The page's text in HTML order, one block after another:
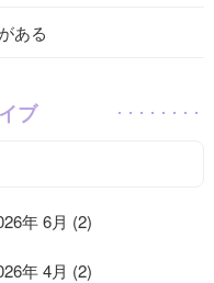
ある
ブ
年 6月 (2)
年 4月 (2)